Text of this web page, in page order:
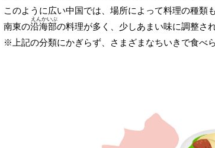
このように広い中国では、場所によって料理の種
南東の沿海部
えんかいぶ
の料理が多く、少しあまい味に調整さ
※上記の分類にかぎらず、さまざまなちいきで食べ